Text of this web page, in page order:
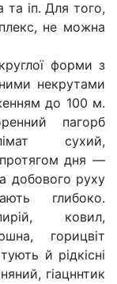
та іп. Для того,
не можна
форми з
некрутами
до 100 м.
пагорб
сухий,
протягом дня —
добового руху
глибоко.
ковил,
горицвіт
й рідкісні
гіацннтик